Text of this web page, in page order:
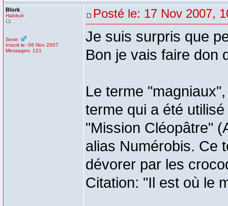
Blork
Habitué
Sexe:
Inscrit le: 06 Nov 2007
Messages: 121
Posté le: 17 Nov 2007,
Je suis surpris que
Bon je vais faire don
Le terme
terme qui a été
"Mission Cléopâtre"
alias Numérobis. Ce
dévorer par les
Citation: "Il est où le